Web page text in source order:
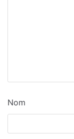
Nom